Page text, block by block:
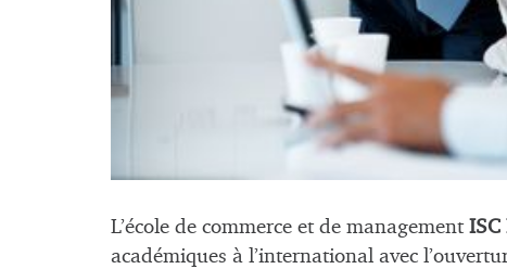
L’école de commerce et de management ISC
académiques à l’international avec